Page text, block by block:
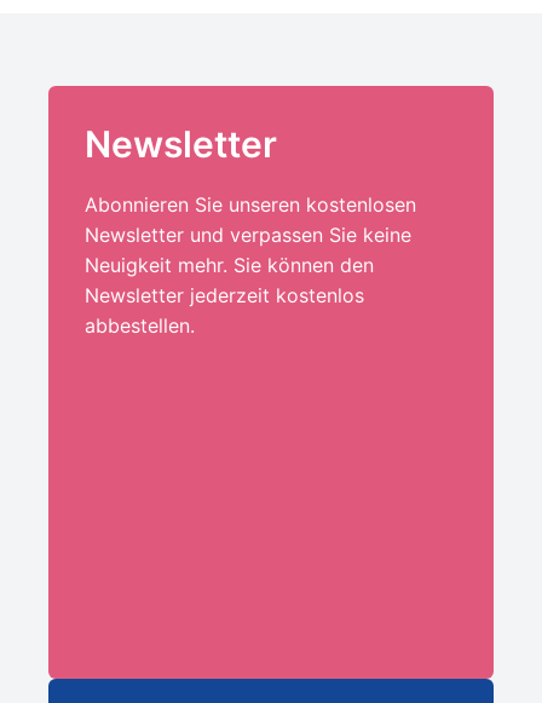
Newsletter
Abonnieren Sie unseren kostenlosen
Newsletter und verpassen Sie keine
Neuigkeit mehr. Sie können den
Newsletter jederzeit kostenlos
abbestellen.